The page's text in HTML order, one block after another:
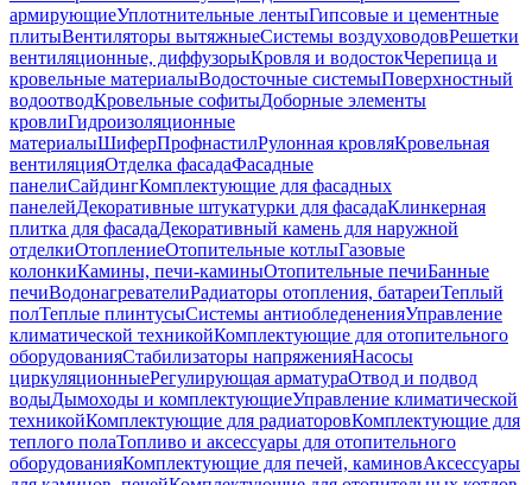
армирующиеУплотнительные лентыГипсовые и цементные
плитыВентиляторы вытяжныеСистемы воздуховодовРешетки
вентиляционные, диффузорыКровля и водостокЧерепица и
кровельные материалыВодосточные системыПоверхностный
водоотводКровельные софитыДоборные элементы
кровлиГидроизоляционные
материалыШиферПрофнастилРулонная кровляКровельная
вентиляцияОтделка фасадаФасадные
панелиСайдингКомплектующие для фасадных
панелейДекоративные штукатурки для фасадаКлинкерная
плитка для фасадаДекоративный камень для наружной
отделкиОтоплениеОтопительные котлыГазовые
колонкиКамины, печи-каминыОтопительные печиБанные
печиВодонагревателиРадиаторы отопления, батареиТеплый
полТеплые плинтусыСистемы антиобледененияУправление
климатической техникойКомплектующие для отопительного
оборудованияСтабилизаторы напряженияНасосы
циркуляционныеРегулирующая арматураОтвод и подвод
водыДымоходы и комплектующиеУправление климатической
техникойКомплектующие для радиаторовКомплектующие для
теплого полаТопливо и аксессуары для отопительного
оборудованияКомплектующие для печей, каминовАксессуары